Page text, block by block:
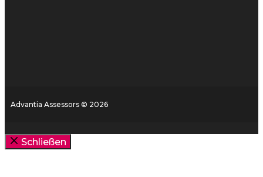
Advantia Assessors © 2026
Schließen